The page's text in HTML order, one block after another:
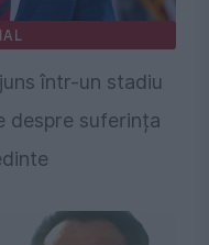
într-un stadiu
despre suferința